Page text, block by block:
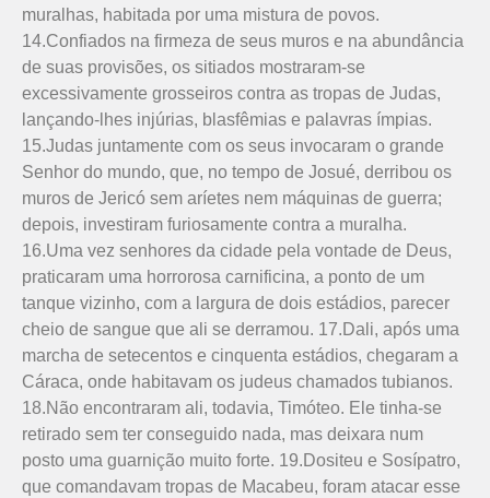
muralhas, habitada por uma mistura de povos.
14.Confiados na firmeza de seus muros e na abundância
de suas provisões, os sitiados mostraram-se
excessivamente grosseiros contra as tropas de Judas,
lançando-lhes injúrias, blasfêmias e palavras ímpias.
15.Judas juntamente com os seus invocaram o grande
Senhor do mundo, que, no tempo de Josué, derribou os
muros de Jericó sem aríetes nem máquinas de guerra;
depois, investiram furiosamente contra a muralha.
16.Uma vez senhores da cidade pela vontade de Deus,
praticaram uma horrorosa carnificina, a ponto de um
tanque vizinho, com a largura de dois estádios, parecer
cheio de sangue que ali se derramou. 17.Dali, após uma
marcha de setecentos e cinquenta estádios, chegaram a
Cáraca, onde habitavam os judeus chamados tubianos.
18.Não encontraram ali, todavia, Timóteo. Ele tinha-se
retirado sem ter conseguido nada, mas deixara num
posto uma guarnição muito forte. 19.Dositeu e Sosípatro,
que comandavam tropas de Macabeu, foram atacar esse